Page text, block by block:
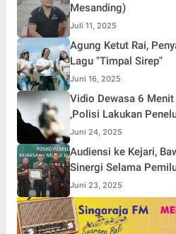
Mesanding)
Juli 11, 2025
Agung Ketut Rai,
Lagu "Timpal Sirep"
Juni 16, 2025
Vidio Dewasa 6
,Polisi Lakukan
Juni 24, 2025
Audiensi ke Kejari,
Sinergi Selama
Juni 23, 2025